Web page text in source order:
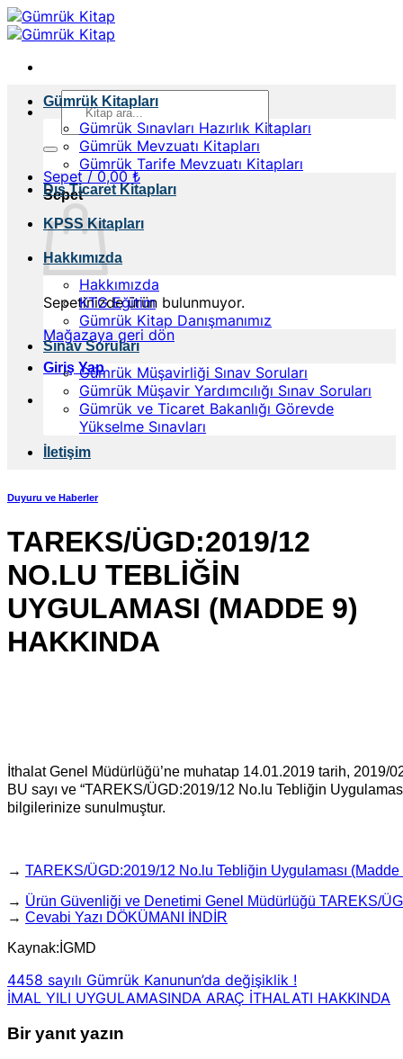
İçeriğe
atla
Ara:
Sepet /0,00₺
Sepet
Sepetinizde ürün bulunmuyor.
Mağazaya geri dön
Giriş Yap
Gümrük Kitapları
Gümrük Sınavları Hazırlık Kitapları
Gümrük Mevzuatı Kitapları
Gümrük Tarife Mevzuatı Kitapları
Dış Ticaret Kitapları
KPSS Kitapları
Hakkımızda
Hakkımızda
KTG Eğitim
Gümrük Kitap Danışmanımız
Sınav Soruları
Gümrük Müşavirliği Sınav Soruları
Gümrük Müşavir Yardımcılığı Sınav Soruları
Gümrük ve Ticaret Bakanlığı Görevde
Yükselme Sınavları
İletişim
Duyuru ve Haberler
TAREKS/ÜGD:2019/12
NO.LU TEBLİĞİN
UYGULAMASI (MADDE 9)
HAKKINDA
İthalat Genel Müdürlüğü’ne muhatap 14.01.2019 tarih, 2019/
BU sayı ve “TAREKS/ÜGD:2019/12 No.lu Tebliğin
bilgilerinize sunulmuştur.
→ TAREKS/ÜGD:2019/12 No.lu Tebliğin Uygulaması
→ Ürün Güvenliği ve Denetimi Genel Müdürlüğü TAREKS/
→ Cevabi Yazı DÖKÜMANI İNDİR
Kaynak:İGMD
4458 sayılı Gümrük Kanunun’da değişiklik !
İMAL YILI UYGULAMASINDA ARAÇ İTHALATI HAKKINDA
Bir yanıt yazın